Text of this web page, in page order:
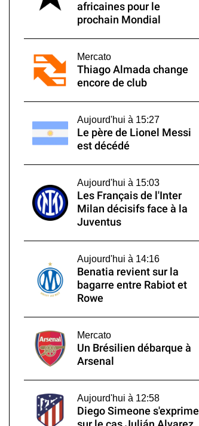
africaines pour le
prochain Mondial
Mercato
Thiago Almada change
encore de club
Aujourd'hui à 15:27
Le père de Lionel Messi
est décédé
Aujourd'hui à 15:03
Les Français de l'Inter
Milan décisifs face à la
Juventus
Aujourd'hui à 14:16
Benatia revient sur la
bagarre entre Rabiot et
Rowe
Mercato
Un Brésilien débarque à
Arsenal
Aujourd'hui à 12:58
Diego Simeone s'exprime